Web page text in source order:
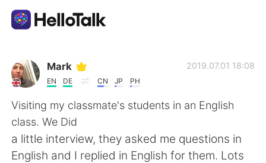
Language Exchange App
AI Grammar Checker
English
Mark
EN DE CN JP PH
2019.07.01 18:08
Visiting my classmate's students in an English
class. We Did
a little interview, they asked me questions in
English and I replied in English for them. Lots